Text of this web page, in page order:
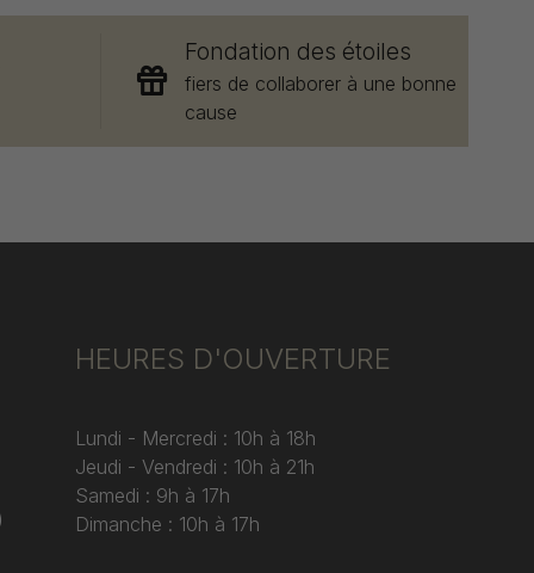
Fondation des étoiles
fiers de collaborer à une bonne
cause
HEURES D'OUVERTURE
Lundi - Mercredi : 10h à 18h
Jeudi - Vendredi : 10h à 21h
Samedi : 9h à 17h
Dimanche : 10h à 17h